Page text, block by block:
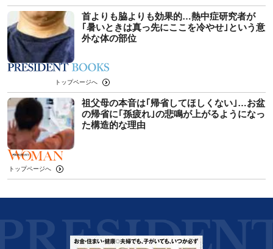
首よりも脇よりも効果的…熱中症研究者が
｢暑いときは真っ先にここを冷やせ｣という意
外な体の部位
トップページへ
祖父母の本音は｢帰省してほしくない｣…お盆
の帰省に｢孫疲れ｣の悲鳴が上がるようになっ
た構造的な理由
トップページへ